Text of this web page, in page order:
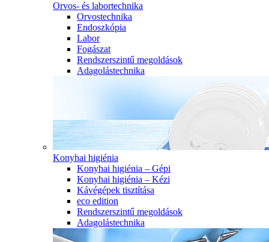
Orvos- és labortechnika
Orvostechnika
Endoszkópia
Labor
Fogászat
Rendszerszintű megoldások
Adagolástechnika
Konyhai higiénia
Konyhai higiénia – Gépi
Konyhai higiénia – Kézi
Kávégépek tisztítása
eco edition
Rendszerszintű megoldások
Adagolástechnika